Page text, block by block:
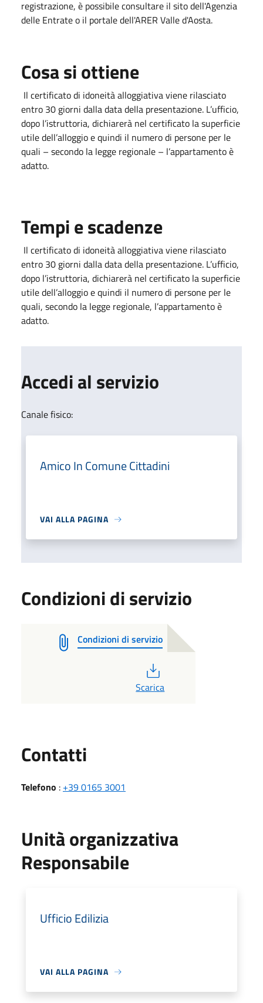
registrazione, è possibile consultare il sito dell'Agenzia
delle Entrateo il portale dell'ARER Valle d'Aosta.
Cosa si ottiene
Il certificato di idoneità alloggiativa viene rilasciato
entro 30 giorni dalla data della presentazione. L’ufficio,
dopo l’istruttoria, dichiarerà nel certificato la superficie
utile dell’alloggio e quindi il numero di persone per le
quali – secondo la legge regionale – l’appartamento è
adatto.
Tempi e scadenze
Il certificato di idoneità alloggiativa viene rilasciato
entro 30 giorni dalla data della presentazione. L’ufficio,
dopo l’istruttoria, dichiarerà nel certificato la superficie
utile dell’alloggio e quindi il numero di persone per le
quali, secondo la legge regionale, l’appartamento è
adatto.
Accedi al servizio
Canale fisico:
Amico In Comune Cittadini
VAI ALLA PAGINA
Condizioni di servizio
Condizioni di servizio
Scarica
Contatti
Telefono : +39 0165 3001
Unità organizzativa
Responsabile
Ufficio Edilizia
VAI ALLA PAGINA